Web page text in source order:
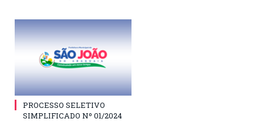
PROCESSO SELETIVO
SIMPLIFICADO Nº 01/2024